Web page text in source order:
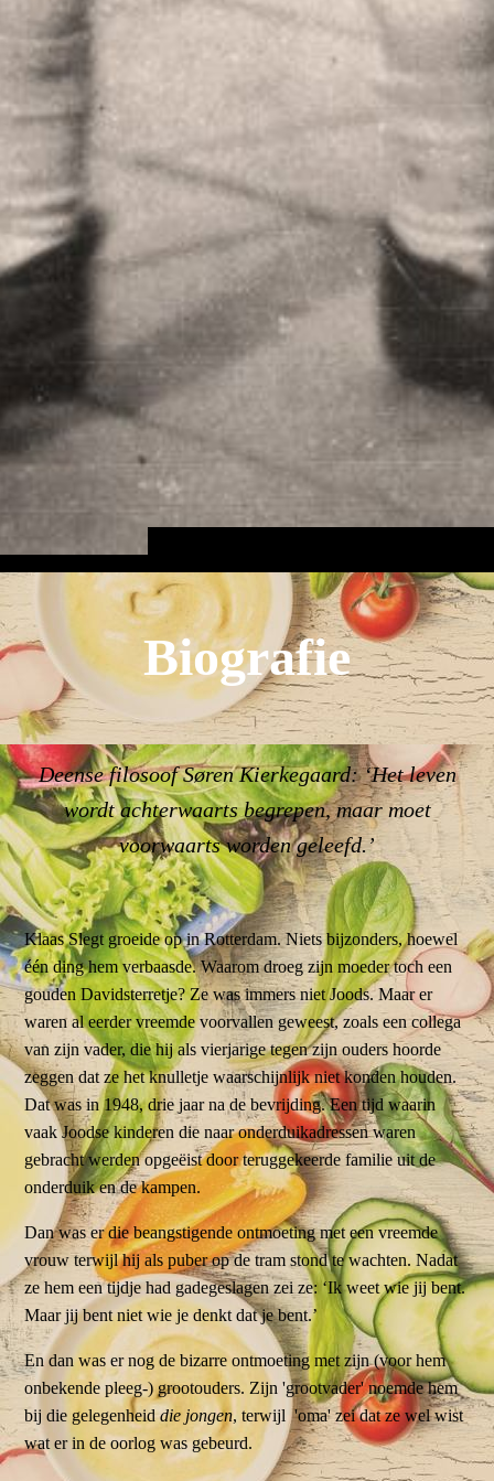
Biografie
Deense filosoof Søren Kierkegaard: ‘Het leven
wordt achterwaarts begrepen, maar moet
voorwaarts worden geleefd.’
Klaas Slegt groeide op in Rotterdam. Niets bijzonders, hoewel
één ding hem verbaasde. Waarom droeg zijn moeder toch een
gouden Davidsterretje? Ze was immers niet Joods. Maar er
waren al eerder vreemde voorvallen geweest, zoals een collega
van zijn vader, die hij als vierjarige tegen zijn ouders hoorde
zeggen dat ze het knulletje waarschijnlijk niet konden houden.
Dat was in 1948, drie jaar na de bevrijding. Een tijd waarin
vaak Joodse kinderen die naar onderduikadressen waren
gebracht werden opgeëist door teruggekeerde familie uit de
onderduik en de kampen.
Dan was er die beangstigende ontmoeting met een vreemde
vrouw terwijl hij als puber op de tram stond te wachten. Nadat
ze hem een tijdje had gadegeslagen zei ze: ‘Ik weet wie jij bent.
Maar jij bent niet wie je denkt dat je bent.’
En dan was er nog de bizarre ontmoeting met zijn (voor hem
onbekende pleeg-) grootouders. Zijn 'grootvader' noemde hem
bij die gelegenheiddie jongen, terwijl 'oma' zei dat ze wel wist
wat er in de oorlog was gebeurd.